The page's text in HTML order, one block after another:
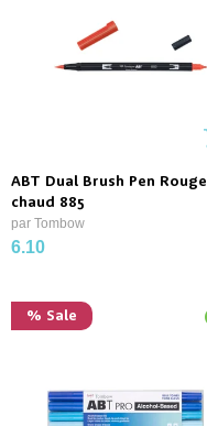
ABT Dual Brush Pen Rouge
chaud 885
par Tombow
6.10
% Sale